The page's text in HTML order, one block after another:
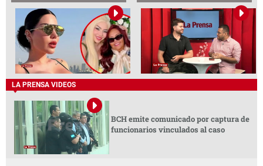
LA PRENSA VIDEOS
BCH emite comunicado por captura de
funcionarios vinculados al caso